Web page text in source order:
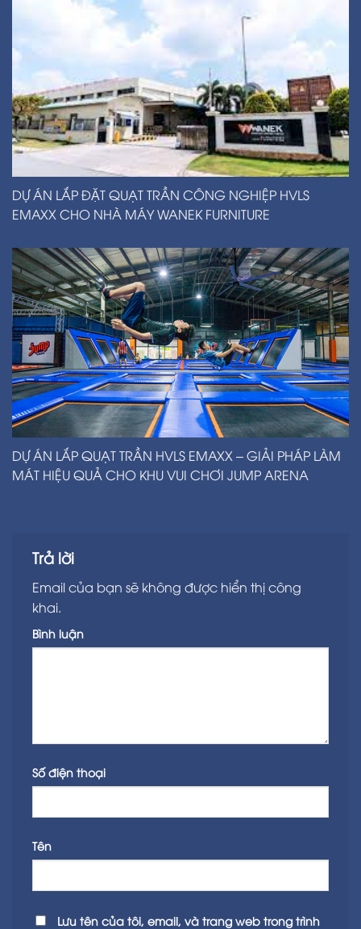
DỰ ÁN LẮP ĐẶT QUẠT TRẦN CÔNG NGHIỆP HVLS
EMAXX CHO NHÀ MÁY WANEK FURNITURE
DỰ ÁN LẮP QUẠT TRẦN HVLS EMAXX – GIẢI PHÁP LÀM
MÁT HIỆU QUẢ CHO KHU VUI CHƠI JUMP ARENA
Trả lời
Email của bạn sẽ không được hiển thị công
khai.
Bình luận
Số điện thoại
Tên
Lưu tên của tôi, email, và trang web trong trình